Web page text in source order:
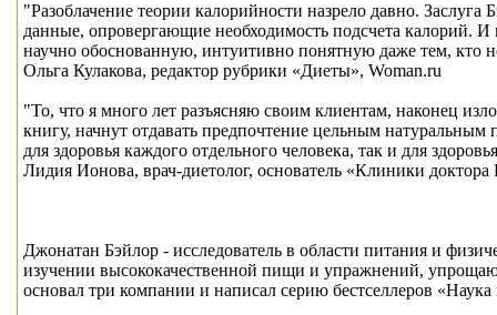
"Разоблачение теории калорийности назрело давно. Заслуга
данные, опровергающие необходимость подсчета калорий.
научно обоснованную, интуитивно понятную даже тем,
Ольга Кулакова, редактор рубрики «Диеты», Woman.ru
"То, что я много лет разъясняю своим клиентам, наконец
книгу, начнут отдавать предпочтение цельным
для здоровья каждого отдельного человека, так и для
Лидия Ионова, врач-диетолог, основатель «Клиники
Джонатан Бэйлор - исследователь в области питания и
изучении высококачественной пищи и упражнений,
основал три компании и написал серию бестселлеров